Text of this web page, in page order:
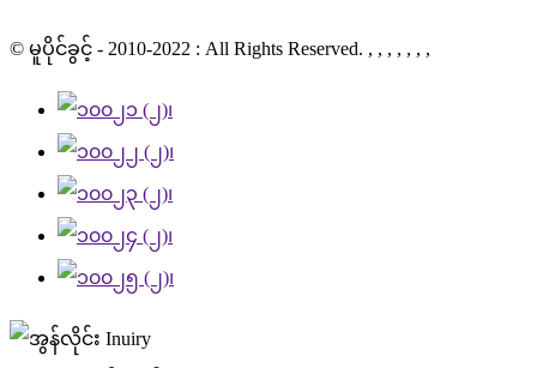
© မူပိုင်ခွင့် - 2010-2022 : All Rights Reserved. , , , , , , ,